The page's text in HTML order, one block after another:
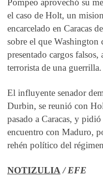
Pompeo aprovechó su
el caso de Holt, un
encarcelado en Caracas
sobre el que Washington
presentado cargos
terrorista de una guerrilla.
El influyente senador
Durbin, se reunió con
pasado a Caracas, y
encuentro con Maduro,
rehén político del
NOTIZULIA / EFE